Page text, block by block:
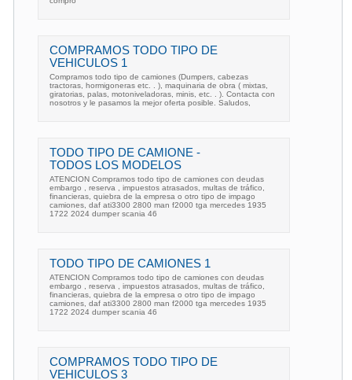
COMPRAMOS TODO TIPO DE
VEHICULOS 1
Compramos todo tipo de camiones (Dumpers, cabezas
tractoras, hormigoneras etc. . ), maquinaria de obra ( mixtas,
giratorias, palas, motoniveladoras, minis, etc. . ). Contacta con
nosotros y le pasamos la mejor oferta posible. Saludos,
TODO TIPO DE CAMIONE -
TODOS LOS MODELOS
ATENCION Compramos todo tipo de camiones con deudas
embargo , reserva , impuestos atrasados, multas de tráfico,
financieras, quiebra de la empresa o otro tipo de impago
camiones, daf ati3300 2800 man f2000 tga mercedes 1935
1722 2024 dumper scania 46
TODO TIPO DE CAMIONES 1
ATENCION Compramos todo tipo de camiones con deudas
embargo , reserva , impuestos atrasados, multas de tráfico,
financieras, quiebra de la empresa o otro tipo de impago
camiones, daf ati3300 2800 man f2000 tga mercedes 1935
1722 2024 dumper scania 46
COMPRAMOS TODO TIPO DE
VEHICULOS 3